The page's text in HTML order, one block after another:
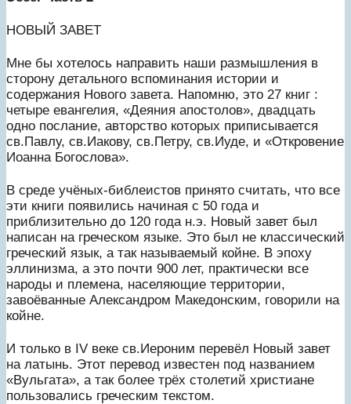
НОВЫЙ ЗАВЕТ
Мне бы хотелось направить наши размышления в
сторону детального вспоминания истории и
содержания Нового завета. Напомню, это 27 книг :
четыре евангелия, «Деяния апостолов», двадцать
одно послание, авторство которых приписывается
св.Павлу, св.Иакову, св.Петру, св.Иуде, и «Откровение
Иоанна Богослова».
В среде учёных-библеистов принято считать, что все
эти книги появились начиная с 50 года и
приблизительно до 120 года н.э. Новый завет был
написан на греческом языке. Это был не классический
греческий язык, а так называемый койне. В эпоху
эллинизма, а это почти 900 лет, практически все
народы и племена, населяющие территории,
завоёванные Александром Македонским, говорили на
койне.
И только в IV веке св.Иероним перевёл Новый завет
на латынь. Этот перевод известен под названием
«Вульгата», а так более трёх столетий христиане
пользовались греческим текстом.